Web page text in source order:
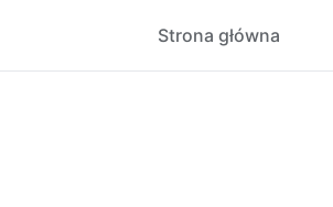
Strona główna